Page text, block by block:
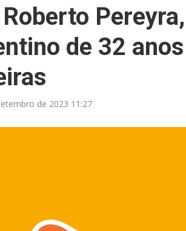
de 32
de 2023 11:27